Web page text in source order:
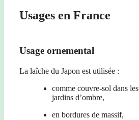
Usages en France
Usage ornemental
La laîche du Japon est utilisée :
comme couvre-sol dans les
jardins d’ombre,
en bordures de massif,